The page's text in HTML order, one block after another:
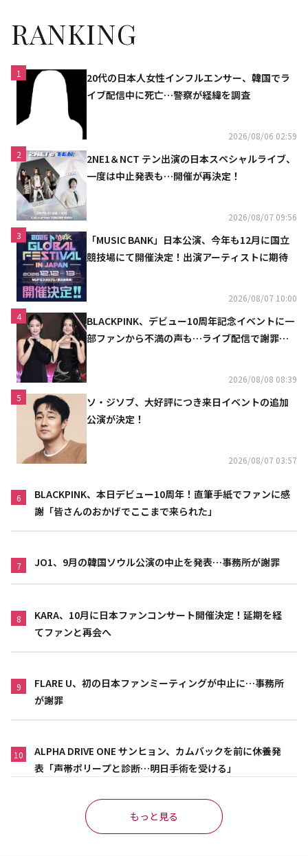
RANKING
1
20代の日本人女性インフルエンサー、韓国でラ
イブ配信中に死亡…警察が経緯を調査
2026/08/06 02:59
2
2NE1＆NCT テン出演の日本スペシャルライブ、
一度は中止発表も…開催が再決定！
2026/08/07 09:56
3
「MUSIC BANK」日本公演、今年も12月に国立
競技場にて開催決定！出演アーティストに期待
2026/08/07 10:00
4
BLACKPINK、デビュー10周年記念イベントに一
部ファンから不満の声も…ライブ配信で謝罪
2026/08/08 08:39
5
ソ・ジソブ、大好評につき来日イベントの追加
公演が決定！
2026/08/07 03:57
6
BLACKPINK、本日デビュー10周年！直筆手紙でファンに感
謝「皆さんのおかげでここまで来られた」
7 JO1、9月の韓国ソウル公演の中止を発表…事務所が謝罪
8
KARA、10月に日本ファンコンサート開催決定！延期を経
てファンと再会へ
9
FLARE U、初の日本ファンミーティングが中止に…事務所
が謝罪
10
ALPHA DRIVE ONE サンヒョン、カムバックを前に休養発
表「声帯ポリープと診断…明日手術を受ける」
もっと見る